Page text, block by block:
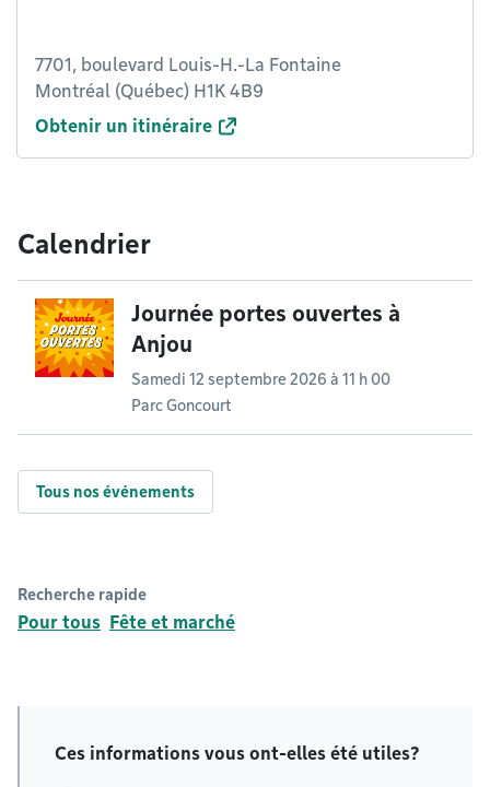
7701, boulevard Louis-H.-La Fontaine
Montréal (Québec) H1K 4B9
Obtenir un itinéraire
Calendrier
Journée portes ouvertes à
Anjou
Samedi 12 septembre 2026 à 11 h 00
Parc Goncourt
Tous nos événements
Recherche rapide
Pour tous Fête et marché
Ces informations vous ont-elles été utiles?